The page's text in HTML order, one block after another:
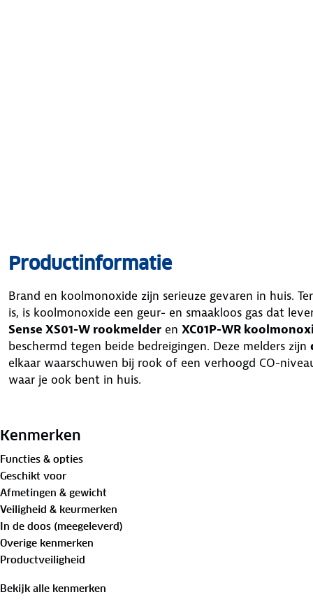
Productinformatie
Brand en koolmonoxide zijn serieuze gevaren in huis.
is, is koolmonoxide een geur- en smaakloos gas dat
Sense XS01-W rookmelder en XC01P-WR
beschermd tegen beide bedreigingen. Deze melders zijn
elkaar waarschuwen bij rook of een verhoogd CO-
waar je ook bent in huis.
X-Sense XS01-W – Draadloos koppelbare rookmelder
Koppelbaar– Werkt samen met de XC01P-WR
melders (tot 24 stuks).
10 jaar batterij
Kenmerken
Functies & opties
Geschikt voor
Afmetingen & gewicht
Veiligheid & keurmerken
In de doos (meegeleverd)
Overige kenmerken
Productveiligheid
Bekijk alle kenmerken